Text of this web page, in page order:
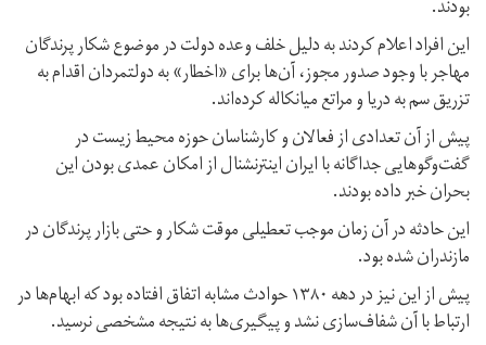
بودند.
این افراد اعلام کردند به دلیل خلف وعده دولت در موضوع شکار پرندگان
مهاجر با وجود صدور مجوز، آن‌ها برای «اخطار» به دولتمردان اقدام به
تزریق سم به دریا و مراتع میانکاله کرده‌اند.
پیش از آن تعدادی از فعالان و کارشناسان حوزه محیط زیست در
گفت‌و‌گوهایی جداگانه با ایران اینترنشنال از امکان عمدی بودن این
بحران خبر داده بودند.
این حادثه در آن زمان موجب تعطیلی موقت شکار و حتی بازار پرندگان در
مازندران شده بود.
پیش از این نیز در دهه ۱۳۸۰ حوادث مشابه اتفاق افتاده بود که ابهام‌ها در
ارتباط با آن شفاف‌سازی نشد و پیگیری‌ها به نتیجه مشخصی نرسید.